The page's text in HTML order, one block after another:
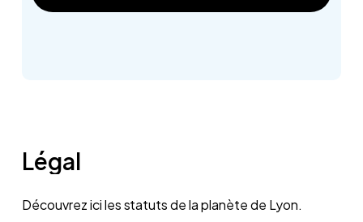
Légal
Découvrez ici les statuts de la planète de Lyon.